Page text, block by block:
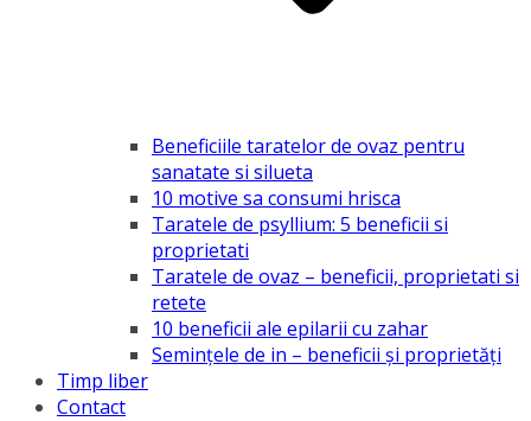
Beneficiile taratelor de ovaz pentru
sanatate si silueta
10 motive sa consumi hrisca
Taratele de psyllium: 5 beneficii si
proprietati
Taratele de ovaz – beneficii, proprietati si
retete
10 beneficii ale epilarii cu zahar
Semințele de in – beneficii și proprietăți
Timp liber
Contact